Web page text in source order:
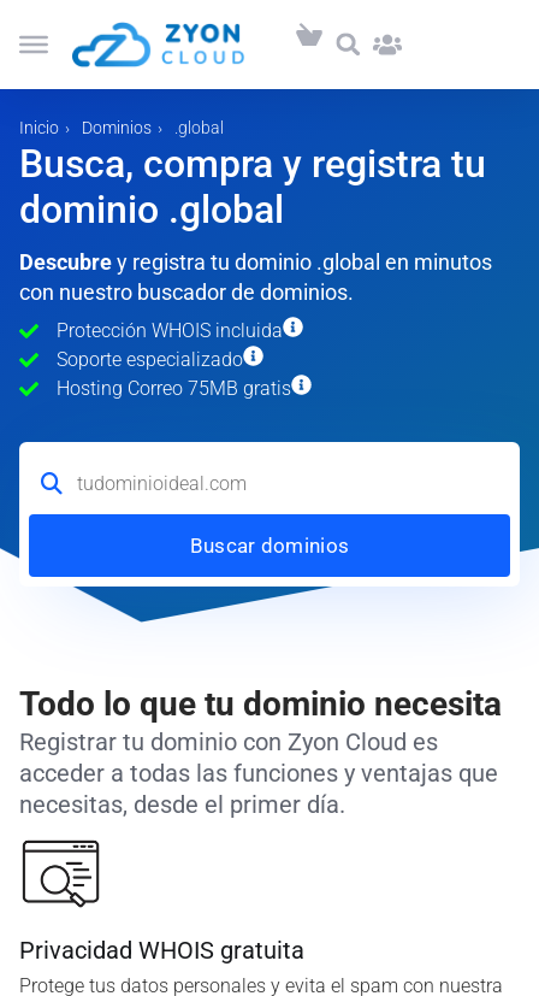
Inicio Dominios .global
Busca, compra y registra tu
dominio .global
Descubrey registra tu dominio .global en minutos
con nuestro buscador de dominios.
Protección WHOIS incluida
Soporte especializado
Hosting Correo 75MB gratis
Buscar dominios
Todo lo que tu dominio necesita
Registrar tu dominio con Zyon Cloud es
acceder a todas las funciones y ventajas que
necesitas, desde el primer día.
Privacidad WHOIS gratuita
Protege tus datos personales y evita el spam con nuestra